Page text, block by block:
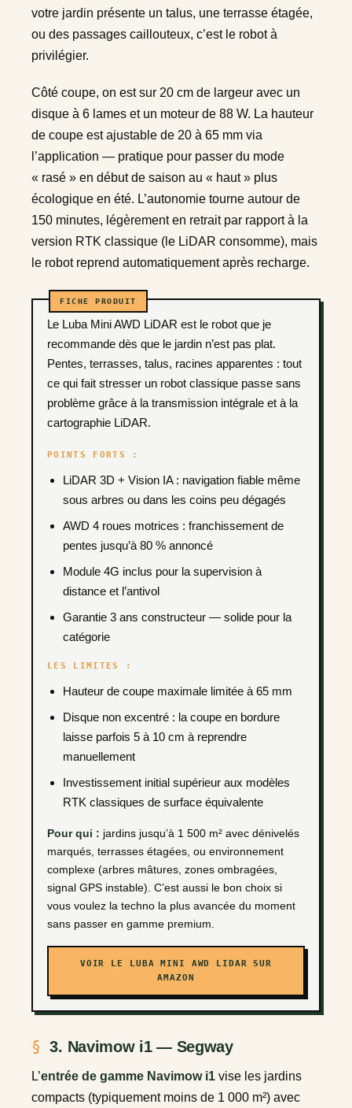
votre jardin présente un talus, une terrasse étagée,
ou des passages caillouteux, c’est le robot à
privilégier.
Côté coupe, on est sur 20 cm de largeur avec un
disque à 6 lames et un moteur de 88 W. La hauteur
de coupe est ajustable de 20 à 65 mm via
l’application — pratique pour passer du mode
« rasé » en début de saison au « haut » plus
écologique en été. L’autonomie tourne autour de
150 minutes, légèrement en retrait par rapport à la
version RTK classique (le LiDAR consomme), mais
le robot reprend automatiquement après recharge.
Le Luba Mini AWD LiDAR est le robot que je
recommande dès que le jardin n’est pas plat.
Pentes, terrasses, talus, racines apparentes : tout
ce qui fait stresser un robot classique passe sans
problème grâce à la transmission intégrale et à la
cartographie LiDAR.
POINTS FORTS :
LiDAR 3D + Vision IA : navigation fiable même
sous arbres ou dans les coins peu dégagés
AWD 4 roues motrices : franchissement de
pentes jusqu’à 80 % annoncé
Module 4G inclus pour la supervision à
distance et l’antivol
Garantie 3 ans constructeur — solide pour la
catégorie
LES LIMITES :
Hauteur de coupe maximale limitée à 65 mm
Disque non excentré : la coupe en bordure
laisse parfois 5 à 10 cm à reprendre
manuellement
Investissement initial supérieur aux modèles
RTK classiques de surface équivalente
Pour qui : jardins jusqu’à 1 500 m² avec dénivelés
marqués, terrasses étagées, ou environnement
complexe (arbres mâtures, zones ombragées,
signal GPS instable). C’est aussi le bon choix si
vous voulez la techno la plus avancée du moment
sans passer en gamme premium.
VOIR LE LUBA MINI AWD LIDAR SUR
AMAZON
3. Navimow i1 — Segway
L’entrée de gamme Navimow i1 vise les jardins
compacts (typiquement moins de 1 000 m²) avec